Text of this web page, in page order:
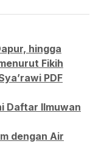
hingga
Fikih
PDF
Daftar Ilmuwan
dengan Air